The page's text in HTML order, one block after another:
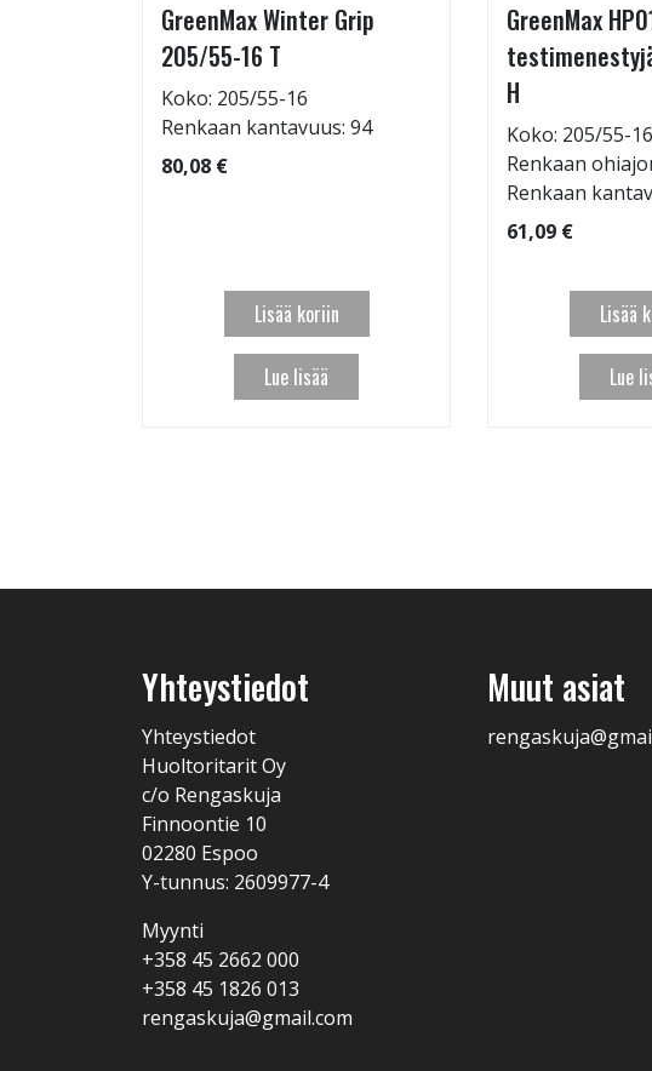
GreenMax Winter Grip
205/55-16 T
Koko: 205/55-16
Renkaan kantavuus: 94
80,08 €
Lisää koriin
Lue lisää
GreenMax
H
Koko: 205/55-16
Renkaan
Renkaan
61,09 €
Lisää
Lue
Yhteystiedot
Yhteystiedot
Huoltoritarit Oy
c/o Rengaskuja
Finnoontie 10
02280 Espoo
Y-tunnus: 2609977-4
Myynti
+358 45 2662 000
+358 45 1826 013
rengaskuja@gmail.com
Muut asiat